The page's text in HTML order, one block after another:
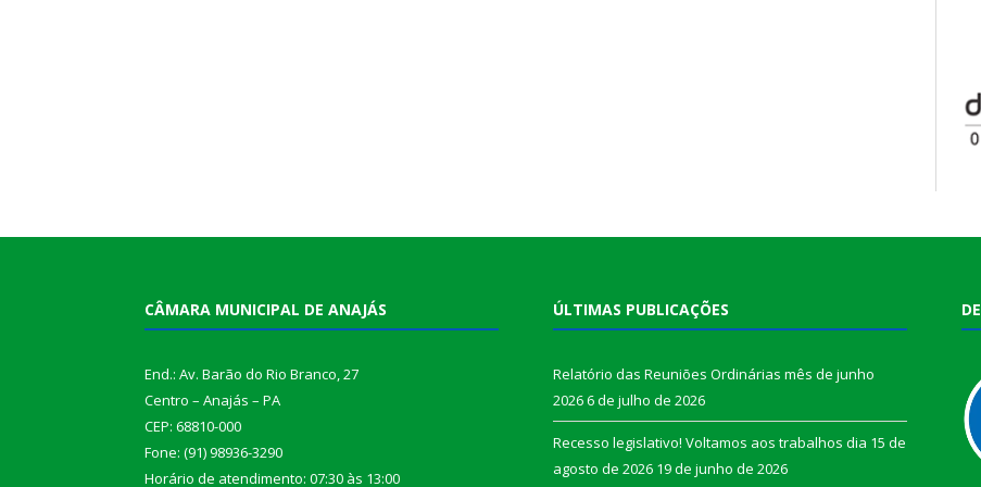
CÂMARA MUNICIPAL DE ANAJÁS
End.: Av. Barão do Rio Branco, 27
Centro – Anajás – PA
CEP: 68810-000
Fone: (91) 98936-3290
Horário de atendimento: 07:30 às 13:00
ÚLTIMAS PUBLICAÇÕES
Relatório das Reuniões Ordinárias mês de junho
20266 de julho de 2026
Recesso legislativo! Voltamos aos trabalhos dia 15 de
agosto de 2026 19 de junho de 2026